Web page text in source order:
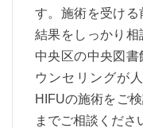
す。施術を受ける
結果をしっかり
中央区の中央図
ウンセリングが
HIFUの施術をご
までご相談くださ